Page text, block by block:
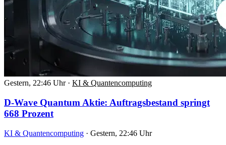
Gestern, 22:46 Uhr · KI & Quantencomputing
D-Wave Quantum Aktie: Auftragsbestand springt
668 Prozent
KI & Quantencomputing · Gestern, 22:46 Uhr